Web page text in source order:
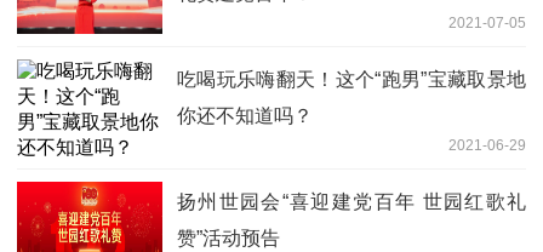
2021-07-05
吃喝玩乐嗨翻天！这个“跑男”宝藏取景地
你还不知道吗？
2021-06-29
扬州世园会“喜迎建党百年 世园红歌礼
赞”活动预告